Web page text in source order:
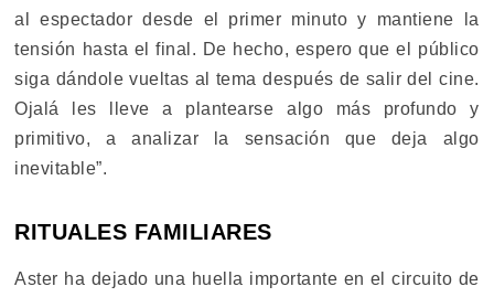
al espectador desde el primer minuto y mantiene la
tensión hasta el final. De hecho, espero que el público
siga dándole vueltas al tema después de salir del cine.
Ojalá les lleve a plantearse algo más profundo y
primitivo, a analizar la sensación que deja algo
inevitable”.
RITUALES FAMILIARES
Aster ha dejado una huella importante en el circuito de